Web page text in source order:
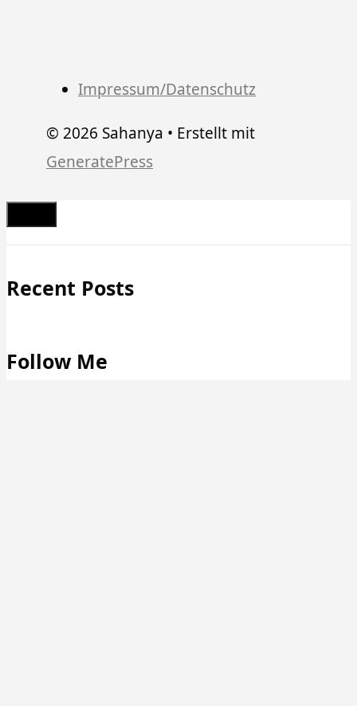
Impressum/Datenschutz
© 2026 Sahanya • Erstellt mit
GeneratePress
Schließen
Recent Posts
Follow Me